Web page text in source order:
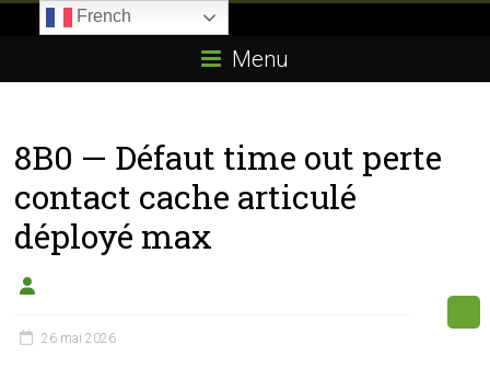
E85.com
passion
boîtier
éthanol
Menu
8B0 — Défaut time out perte
contact cache articulé
déployé max
26 mai 2026
French